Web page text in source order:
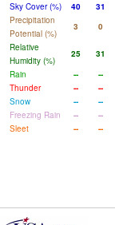
Sky Cover (%)
40 31
Precipitation
Potential (%)
3 0
Relative
Humidity (%)
25 31
Rain
-- --
Thunder
-- --
Snow
-- --
Freezing Rain
-- --
Sleet
-- --